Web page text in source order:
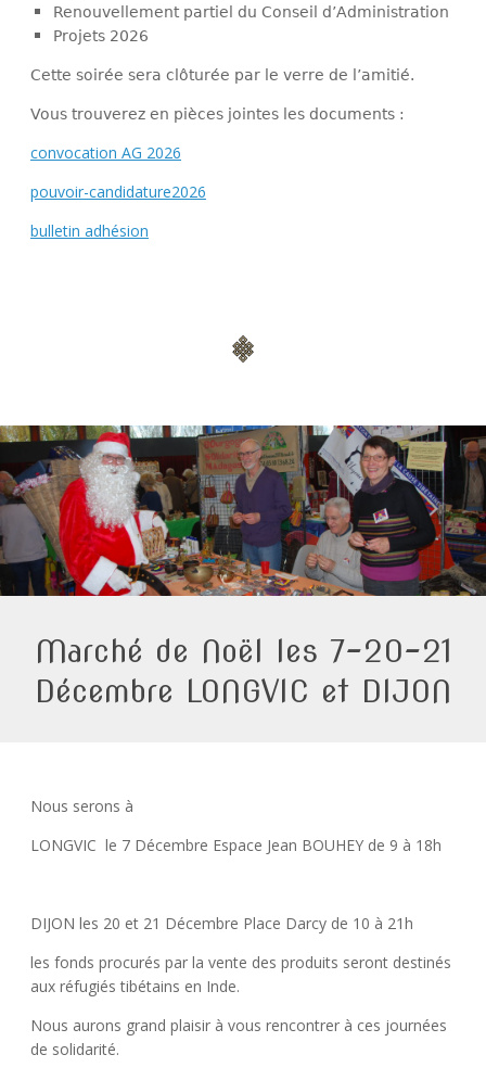
Renouvellement partiel du Conseil d’Administration
Projets 2026
Cette soirée sera clôturée par le verre de l’amitié.
Vous trouverez en pièces jointes les documents :
convocation AG 2026
pouvoir-candidature2026
bulletin adhésion
Marché de Noël les 7-20-21
Décembre LONGVIC et DIJON
Nous serons à
LONGVIC le 7 Décembre Espace Jean BOUHEY de 9 à 18h
DIJON les 20 et 21 Décembre Place Darcy de 10 à 21h
les fonds procurés par la vente des produits seront destinés
aux réfugiés tibétains en Inde.
Nous aurons grand plaisir à vous rencontrer à ces journées
de solidarité.